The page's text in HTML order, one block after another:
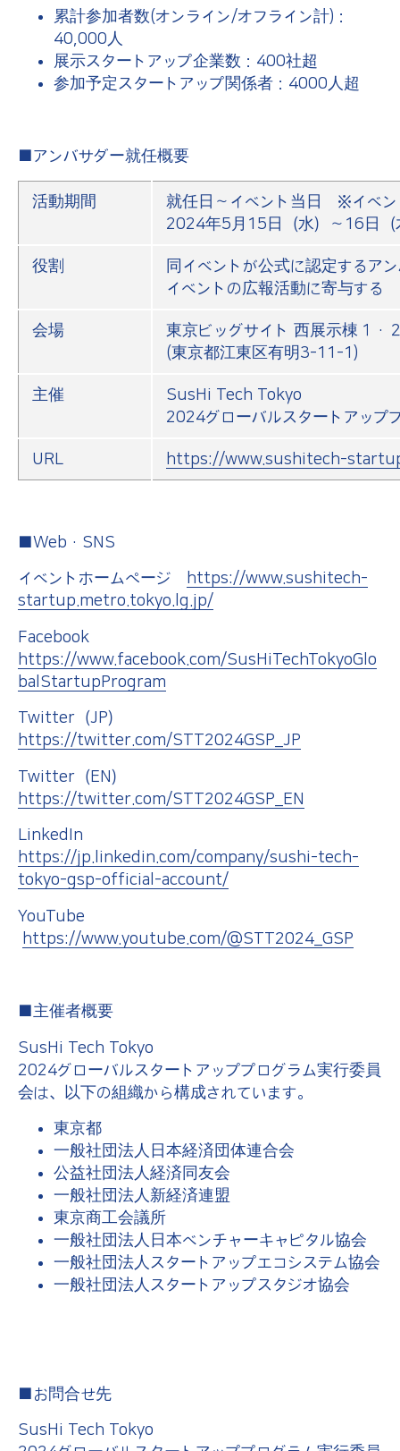
累計参加者数(オンライン/オフライン計)：
40,000人
展示スタートアップ企業数：400社超
参加予定スタートアップ関係者：4000人超
■アンバサダー就任概要
活動期間
就任日～イベント当日 ※イベン
2024年5月15日（水）～16日（
役割
同イベントが公式に認定するア
イベントの広報活動に寄与する
会場
東京ビッグサイト 西展示棟１・
(東京都江東区有明3-11-1)
主催
SusHi Tech Tokyo
2024グローバルスタートアップ
URL https://www.sushitech-
■Web・SNS
イベントホームページ
https://www.sushitech-
startup.metro.tokyo.lg.jp/
Facebook
https://www.facebook.com/SusHiTechTokyoGlo
balStartupProgram
Twitter（JP）
https://twitter.com/STT2024GSP_JP
Twitter（EN）
https://twitter.com/STT2024GSP_EN
LinkedIn
https://jp.linkedin.com/company/sushi-tech-
tokyo-gsp-official-account/
YouTube
https://www.youtube.com/@STT2024_GSP
■主催者概要
SusHi Tech Tokyo
2024グローバルスタートアッププログラム実行委員
会は、以下の組織から構成されています。
東京都
一般社団法人日本経済団体連合会
公益社団法人経済同友会
一般社団法人新経済連盟
東京商工会議所
一般社団法人日本ベンチャーキャピタル協会
一般社団法人スタートアップエコシステム協会
一般社団法人スタートアップスタジオ協会
■お問合せ先
SusHi Tech Tokyo